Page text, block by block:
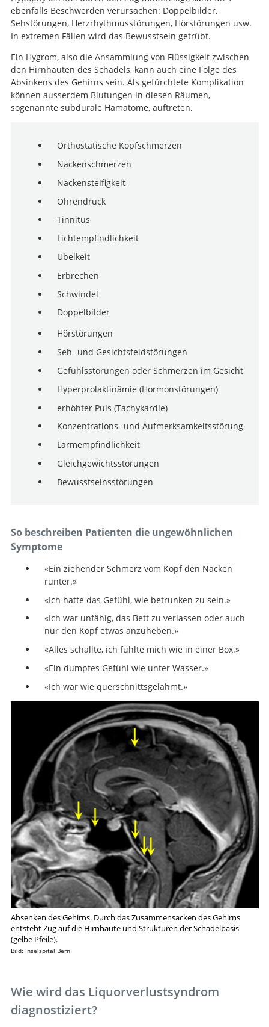
ebenfalls Beschwerden verursachen: Doppelbilder,
Sehstörungen, Herzrhythmusstörungen, Hörstörungen usw.
In extremen Fällen wird das Bewusstsein getrübt.
Ein Hygrom, also die Ansammlung von Flüssigkeit zwischen
den Hirnhäuten des Schädels, kann auch eine Folge des
Absinkens des Gehirns sein. Als gefürchtete Komplikation
können ausserdem Blutungen in diesen Räumen,
sogenannte subdurale Hämatome, auftreten.
Orthostatische Kopfschmerzen
Nackenschmerzen
Nackensteifigkeit
Ohrendruck
Tinnitus
Lichtempfindlichkeit
Übelkeit
Erbrechen
Schwindel
Doppelbilder
Hörstörungen
Seh- und Gesichtsfeldstörungen
Gefühlsstörungen oder Schmerzen im Gesicht
Hyperprolaktinämie (Hormonstörungen)
erhöhter Puls (Tachykardie)
Konzentrations- und Aufmerksamkeitsstörung
Lärmempfindlichkeit
Gleichgewichtsstörungen
Bewusstseinsstörungen
So beschreiben Patienten die ungewöhnlichen
Symptome
«Ein ziehender Schmerz vom Kopf den Nacken
runter.»
«Ich hatte das Gefühl, wie betrunken zu sein.»
«Ich war unfähig, das Bett zu verlassen oder auch
nur den Kopf etwas anzuheben.»
«Alles schallte, ich fühlte mich wie in einer Box.»
«Ein dumpfes Gefühl wie unter Wasser.»
«Ich war wie querschnittsgelähmt.»
Absenken des Gehirns. Durch das Zusammensacken des Gehirns
entsteht Zug auf die Hirnhäute und Strukturen der Schädelbasis
(gelbe Pfeile).
Bild: Inselspital Bern
Wie wird das Liquorverlustsyndrom
diagnostiziert?